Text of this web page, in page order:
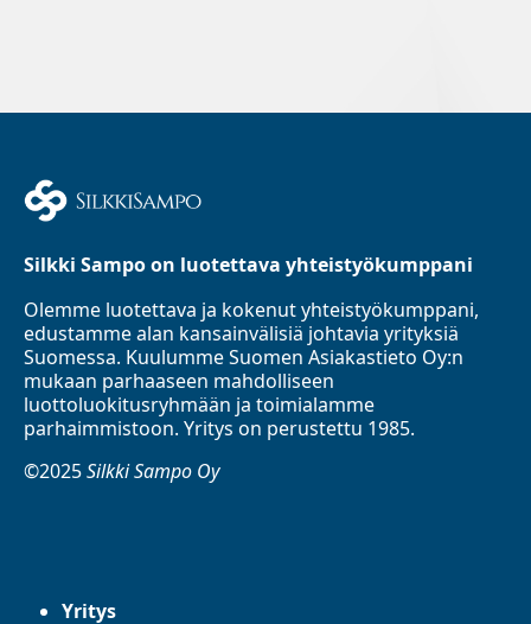
Silkki Sampo on luotettava yhteistyökumppani
Olemme luotettava ja kokenut yhteistyökumppani,
edustamme alan kansainvälisiä johtavia yrityksiä
Suomessa. Kuulumme Suomen Asiakastieto Oy:n
mukaan parhaaseen mahdolliseen
luottoluokitusryhmään ja toimialamme
parhaimmistoon. Yritys on perustettu 1985.
©2025Silkki Sampo Oy
Yritys